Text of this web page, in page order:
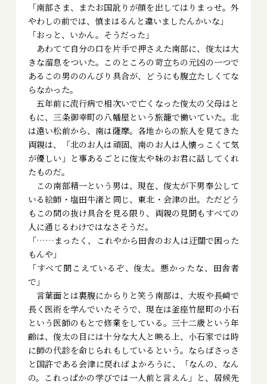
「南部さま、またお国訛りが顔を出してはりまっせ。外
やわしの前では、慎まはるんと違いましたんかいな」
「おっと、いかん。そうだった」
あわてて自分の口を片手で押さえた南部に、俊太は大
きな溜息をついた。このところの苛立ちの元凶の一つで
あるこの男ののんびり具合が、どうにも腹立たしくてな
らなかった。
五年前に流行病で相次いで亡くなった俊太の父母はと
もに、三条御幸町の八幡屋という旅籠で働いていた。北
は遠い松前から、南は薩摩。各地からの旅人を見てきた
両親は、「北のお人は頑固、南のお人は人懐っこくて気
が優しい」と事あるごとに俊太や妹のお君に話してくれ
たものだ。
この南部精一という男は、現在、俊太が下男奉公して
いる絵師・塩田牛渚と同じ、東北・会津の出。ただどう
もこの間の抜け具合を見る限り、両親の見聞もすべての
人に通じるわけではなさそうだ。
「……まったく、これやから田舎のお人は迂闊で困った
もんや」
「すべて聞こえているぞ、俊太。悪かったな、田舎者
で」
言葉面とは裏腹にからりと笑う南部は、大坂や長崎で
長く医術を学んでいたそうで、現在は釜座竹屋町の小石
という医師のもとで修業をしている。三十二歳という年
齢は、俊太の目には十分な大人と映る上、小石家では時
に師の代診を命じられもしているという。ならばさっさ
と国許である会津に戻ればよかろうに、「なんの、なん
の。これっぱかの学びでは一人前と言えん」と、居候先